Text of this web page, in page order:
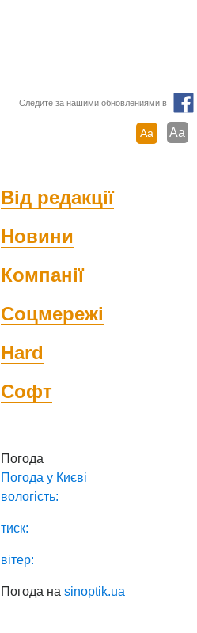
Следите за нашими обновлениями в
Aa Aa
Від редакції
Новини
Компанії
Соцмережі
Hard
Софт
Погода
Погода у Києві
вологість:
тиск:
вітер:
Погода наsinoptik.ua